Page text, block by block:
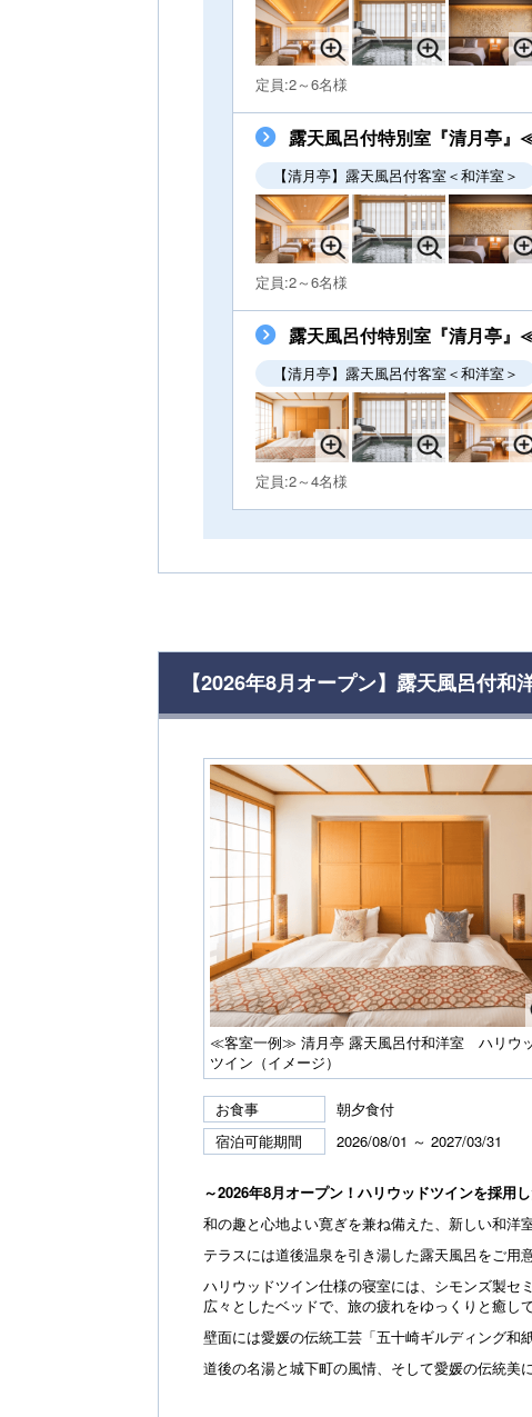
定員:2～6名様
露天風呂付特別室『清月亭
【清月亭】露天風呂付客室＜和洋室＞
定員:2～6名様
露天風呂付特別室『清月亭
【清月亭】露天風呂付客室＜和洋室＞
定員:2～4名様
【2026年8月オープン】露天風呂付
≪客室一例≫ 清月亭 露天風呂付和洋室 ハリウ
ツイン（イメージ）
お食事 朝夕食付
宿泊可能期間
2026/08/01 ～ 2027/03/31
～2026年8月オープン！ハリウッドツインを採用
和の趣と心地よい寛ぎを兼ね備えた、新しい和洋
テラスには道後温泉を引き湯した露天風呂をご用
ハリウッドツイン仕様の寝室には、シモンズ製セ
広々としたベッドで、旅の疲れをゆっくりと癒し
壁面には愛媛の伝統工芸「五十崎ギルディング和
道後の名湯と城下町の風情、そして愛媛の伝統美